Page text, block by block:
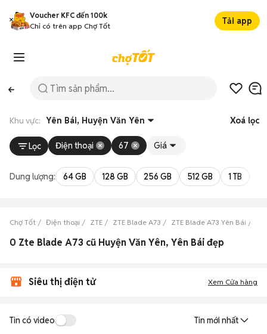
Voucher KFC đến 100k
Chỉ có trên app Chợ Tốt
Tải app
Khu vực: Yên Bái, Huyện Văn Yên Xoá lọc
Lọc Điện thoại 67 Giá
Dung lượng: 64 GB 128 GB 256 GB 512 GB 1 TB
Chợ Tốt Điện thoại ZTE ZTE Blade A73 ZTE Blade A73 Yên Bái
0 Zte Blade A73 cũ Huyện Văn Yên, Yên Bái đẹp
Siêu thị điện tử Xem Cửa hàng
Tin có video Tin mới nhất